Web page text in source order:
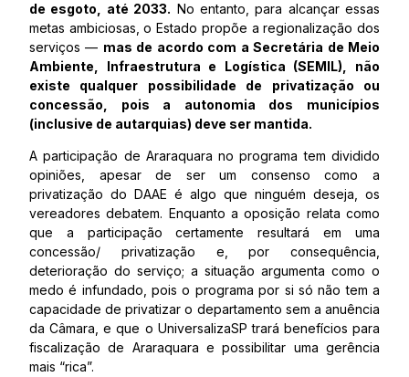
de esgoto, até 2033. No entanto, para alcançar essas
metas ambiciosas, o Estado propõe a regionalização dos
serviços — mas de acordo com a Secretária de Meio
Ambiente, Infraestrutura e Logística (SEMIL), não
existe qualquer possibilidade de privatização ou
concessão, pois a autonomia dos municípios
(inclusive de autarquias) deve ser mantida.
A participação de Araraquara no programa tem dividido
opiniões, apesar de ser um consenso como a
privatização do DAAE é algo que ninguém deseja, os
vereadores debatem. Enquanto a oposição relata como
que a participação certamente resultará em uma
concessão/ privatização e, por consequência,
deterioração do serviço; a situação argumenta como o
medo é infundado, pois o programa por si só não tem a
capacidade de privatizar o departamento sem a anuência
da Câmara, e que o UniversalizaSP trará benefícios para
fiscalização de Araraquara e possibilitar uma gerência
mais “rica”.